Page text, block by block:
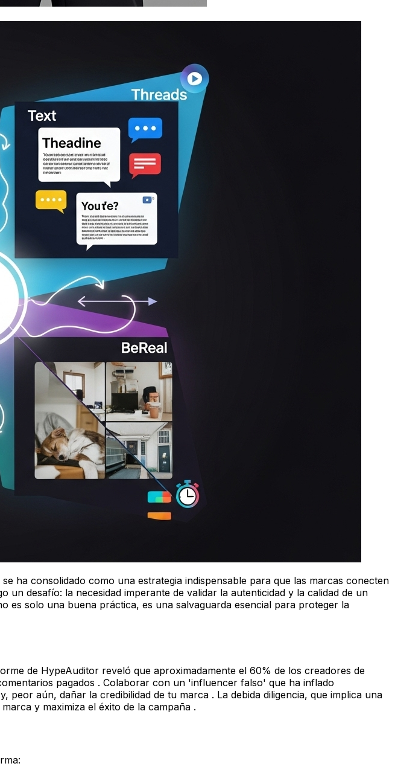
ha consolidado como una estrategia indispensable para que las marcas conecten
desafío: la necesidad imperante de validar la autenticidad y la calidad de un
solo una buena práctica, es una salvaguarda esencial para proteger la
de HypeAuditor reveló que aproximadamente el 60% de los creadores de
pagados . Colaborar con un 'influencer falso' que ha inflado
aún, dañar la credibilidad de tu marca . La debida diligencia, que implica una
y maximiza el éxito de la campaña .